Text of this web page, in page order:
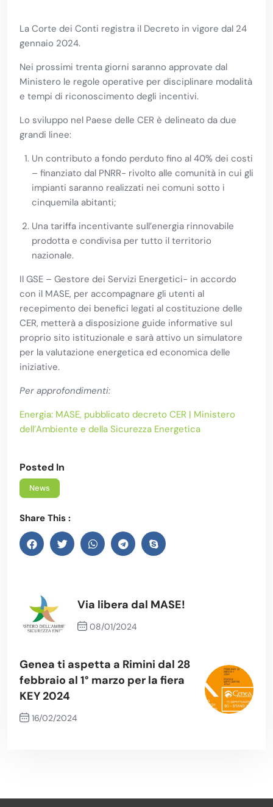
La Corte dei Conti registra il Decreto in vigore dal 24
gennaio 2024.
Nei prossimi trenta giorni saranno approvate dal
Ministero le regole operative per disciplinare modalità
e tempi di riconoscimento degli incentivi.
Lo sviluppo nel Paese delle CER è delineato da due
grandi linee:
Un contributo a fondo perduto fino al 40% dei costi
– finanziato dal PNRR- rivolto alle comunità in cui gli
impianti saranno realizzati nei comuni sotto i
cinquemila abitanti;
Una tariffa incentivante sull’energia rinnovabile
prodotta e condivisa per tutto il territorio
nazionale.
Il GSE – Gestore dei Servizi Energetici- in accordo
con il MASE, per accompagnare gli utenti al
recepimento dei benefici legati al costituzione delle
CER, metterà a disposizione guide informative sul
proprio sito istituzionale e sarà attivo un simulatore
per la valutazione energetica ed economica delle
iniziative.
Per approfondimenti:
Energia: MASE, pubblicato decreto CER | Ministero
dell’Ambiente e della Sicurezza Energetica
Posted In
News
Share This :
Via libera dal MASE!
08/01/2024
Genea ti aspetta a Rimini dal 28
febbraio al 1° marzo per la fiera
KEY 2024
16/02/2024